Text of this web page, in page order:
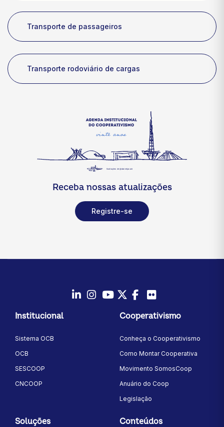
Transporte de passageiros
Transporte rodoviário de cargas
Receba nossas atualizações
Registre-se
Instagram
YoutubeTwitter/X
Facebook
Institucional
Sistema OCB
OCB
SESCOOP
CNCOOP
Cooperativismo
Conheça o Cooperativismo
Como Montar Cooperativa
Movimento SomosCoop
Anuário do Coop
Legislação
Soluções Conteúdos